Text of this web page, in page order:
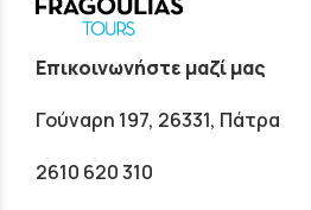
Επικοινωνήστε μαζί μας
Γούναρη 197, 26331, Πάτρα
2610 620 310